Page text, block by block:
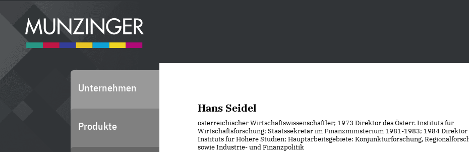
Unternehmen
Produkte
Hans Seidel
österreichischer Wirtschaftswissenschaftler; 1973 Direktor des Österr. Instituts für
Wirtschaftsforschung; Staatssekretär im Finanzministerium 1981-1983; 1984 Direktor
Instituts für Höhere Studien; Hauptarbeitsgebiete: Konjunkturforschung,
sowie Industrie- und Finanzpolitik